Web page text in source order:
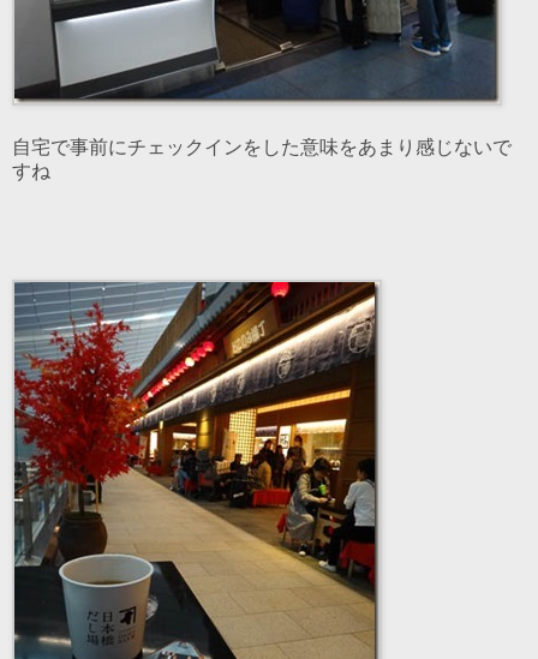
自宅で事前にチェックインをした意味をあまり感じないで
すね